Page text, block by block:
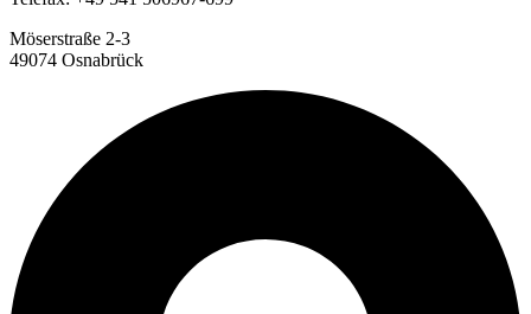
Möserstraße 2-3
49074 Osnabrück